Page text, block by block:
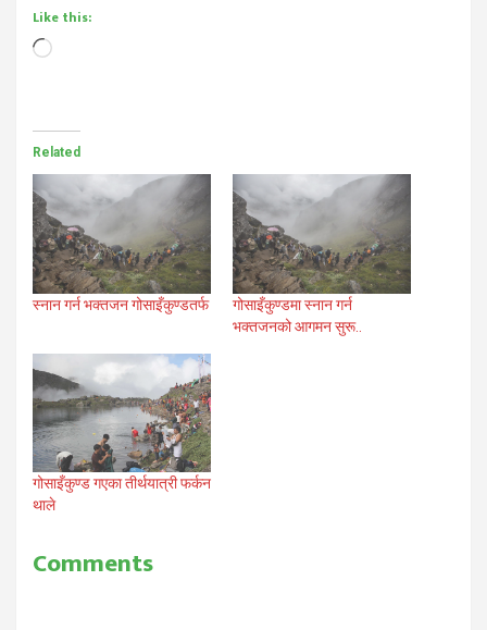
Like this:
Loading…
Related
स्नान गर्न भक्तजन गोसाइँकुण्डतर्फ
गोसाइँकुण्डमा स्नान गर्न
भक्तजनको आगमन सुरू..
गोसाइँकुण्ड गएका तीर्थयात्री फर्कन
थाले
Comments